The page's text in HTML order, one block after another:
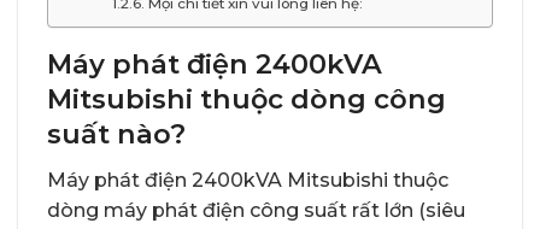
Mọi chi tiết xin vui lòng liên hệ:
Máy phát điện 2400kVA
Mitsubishi thuộc dòng công
suất nào?
Máy phát điện 2400kVA Mitsubishi thuộc
dòng máy phát điện công suất rất lớn (siêu